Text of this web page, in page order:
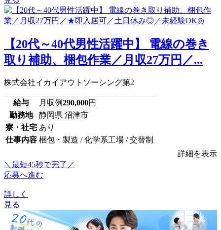
【20代～40代男性活躍中】 電線の巻き
取り補助、梱包作業／月収27万円／...
株式会社イカイアウトソーシング第2
給与 月収例290,000円
勤務地
静岡県 沼津市
寮・社宅 あり
仕事内容 梱包・製造 / 化学系工場 / 交替制
詳細を表示
＼最短45秒で完了／
応募へ進む
詳しく
見る